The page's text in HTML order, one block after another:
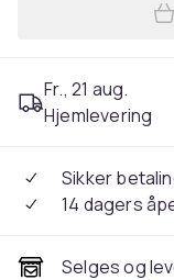
Fr., 21 aug.
Hjemlevering
Sikker
14 dagers
Selges og